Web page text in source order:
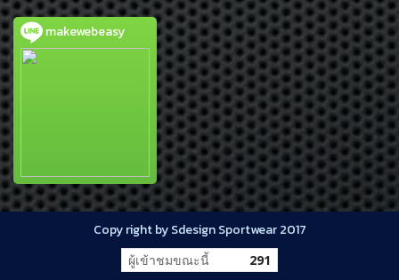
makewebeasy
Copy right by Sdesign Sportwear 2017
ผู้เข้าชมขณะนี้ 291